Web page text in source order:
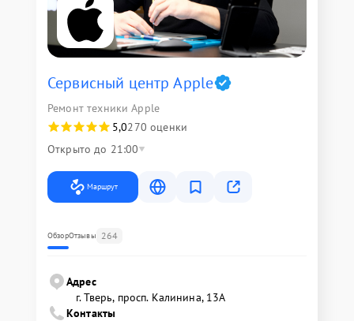
Сервисный центр Apple
Ремонт техники Apple
5,0270 оценки
Открыто до 21:00
Маршрут
ОбзорОтзывы 264
Адрес
г. Тверь, просп. Калинина, 13А
Контакты